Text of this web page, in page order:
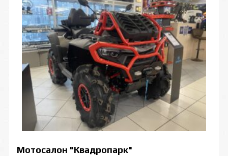
Мотосалон "Квадропарк"